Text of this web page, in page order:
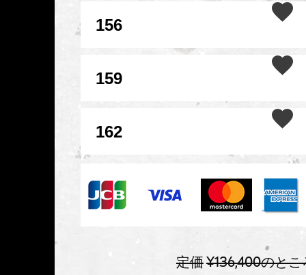
156
159
162
定価¥136,400のとこ